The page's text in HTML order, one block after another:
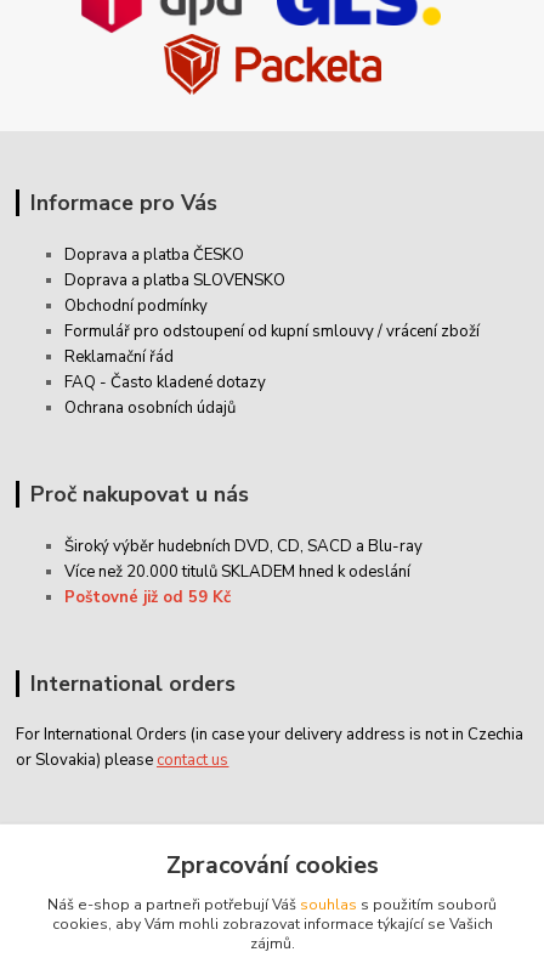
Informace pro Vás
Doprava a platba ČESKO
Doprava a platba SLOVENSKO
Obchodní podmínky
Formulář pro odstoupení od kupní smlouvy / vrácení zboží
Reklamační řád
FAQ - Často kladené dotazy
Ochrana osobních údajů
Proč nakupovat u nás
Široký výběr hudebních DVD, CD,SACD a Blu-ray
Více než 20.000 titulů SKLADEM hned k odeslání
Poštovné již od 59 Kč
International orders
For International Orders (in case your delivery address is not in Czechia
or Slovakia) please contact us
classicdvd@classicdvd.cz
Zpracování cookies
Náš e-shop a partneři potřebují Váš souhlas s použitím souborů
cookies, aby Vám mohli zobrazovat informace týkající se Vašich
zájmů.